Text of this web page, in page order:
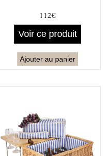
112€
Voir ce produit
Ajouter au panier